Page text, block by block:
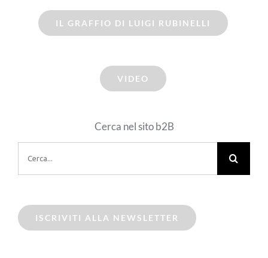
IL GRAFFIO DI LUIGI RUBINELLI
VIDEO
Cerca nel sito b2B
per:
ISCRIVITI ALLA NEWSLETTER